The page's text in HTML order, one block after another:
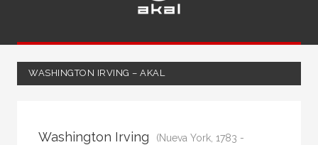
WASHINGTON IRVING – AKAL
Washington Irving
(Nueva York, 1783 -